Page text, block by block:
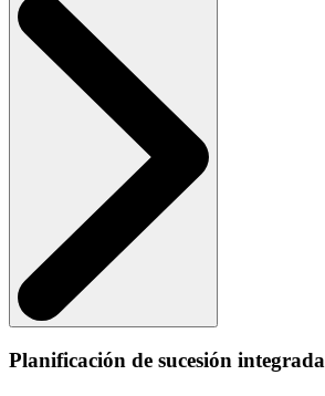
Planificación de sucesión integrada